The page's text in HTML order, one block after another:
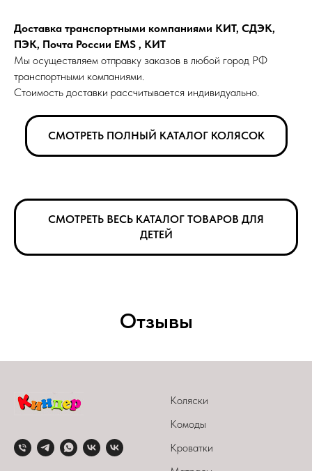
Доставка транспортными компаниями КИТ, СДЭК,
ПЭК, Почта России EMS , КИТ
Мы осуществляем отправку заказов в любой город РФ
транспортными компаниями.
Стоимость доставки рассчитывается индивидуально.
СМОТРЕТЬ ПОЛНЫЙ КАТАЛОГ КОЛЯСОК
СМОТРЕТЬ ВЕСЬ КАТАЛОГ ТОВАРОВ ДЛЯ
ДЕТЕЙ
Отзывы
Коляски
Комоды
Кроватки